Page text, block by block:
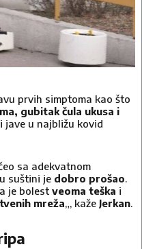
prvih simptoma kao što
gubitak čula ukusa i
jave u najbližu kovid
sa adekvatnom
suštini je dobro prošao.
je bolest veoma teška i
mreža„, kaže Jerkan.